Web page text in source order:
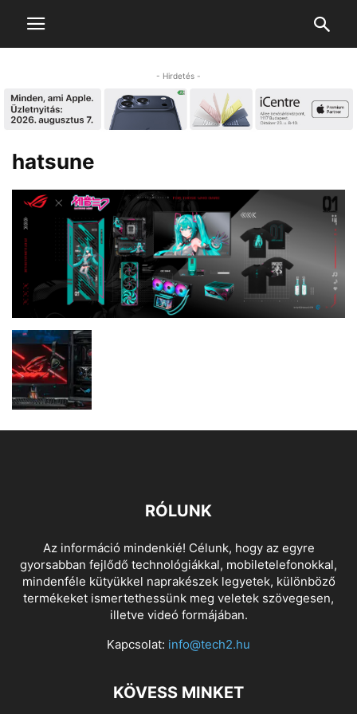
- Hirdetés -
hatsune
RÓLUNK
Az információ mindenkié! Célunk, hogy az egyre
gyorsabban fejlődő technológiákkal, mobiletelefonokkal,
mindenféle kütyükkel naprakészek legyetek, különböző
termékeket ismertethessünk meg veletek szövegesen,
illetve videó formájában.
Kapcsolat: info@tech2.hu
KÖVESS MINKET